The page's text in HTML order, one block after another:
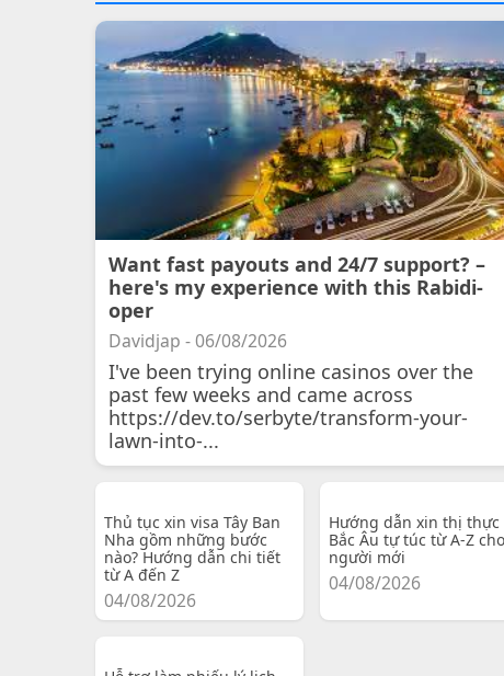
Want fast payouts and 24/7 support? –
here's my experience with this Rabidi-
oper
Davidjap - 06/08/2026
I've been trying online casinos over the
past few weeks and came across
https://dev.to/serbyte/transform-your-
lawn-into-...
Thủ tục xin visa Tây Ban
Nha gồm những bước
nào? Hướng dẫn chi tiết
từ A đến Z
04/08/2026
Hướng dẫn xin thị thực
Bắc Âu tự túc từ A-Z cho
người mới
04/08/2026